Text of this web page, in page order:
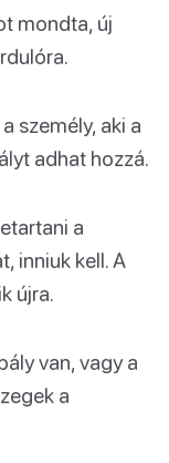
mondta, új
személy, aki a
adhat hozzá.
a
inniuk kell. A
újra.
van, vagy a
a